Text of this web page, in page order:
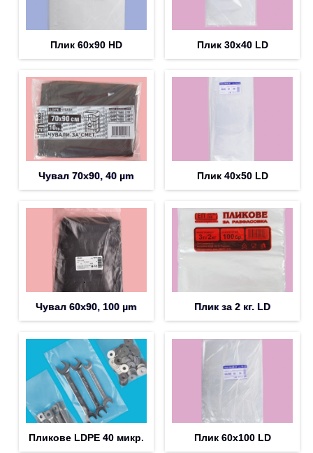
Плик 60х90 HD Плик 30х40 LD
Чувал 70х90, 40 µm Плик 40х50 LD
Чувал 60х90, 100 µm Плик за 2 кг. LD
Пликoве LDPE 40 микр. Плик 60х100 LD